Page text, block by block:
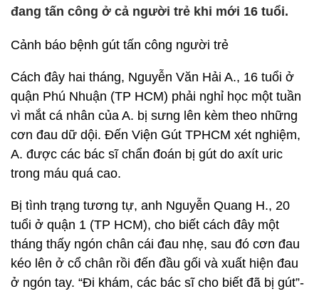
đang tấn công ở cả người trẻ khi mới 16 tuổi.
Cảnh báo bệnh gút tấn công người trẻ
Cách đây hai tháng, Nguyễn Văn Hải A., 16 tuổi ở
quận Phú Nhuận (TP HCM) phải nghỉ học một tuần
vì mắt cá nhân của A. bị sưng lên kèm theo những
cơn đau dữ dội. Đến Viện Gút TPHCM xét nghiệm,
A. được các bác sĩ chẩn đoán bị gút do axít uric
trong máu quá cao.
Bị tình trạng tương tự, anh Nguyễn Quang H., 20
tuổi ở quận 1 (TP HCM), cho biết cách đây một
tháng thấy ngón chân cái đau nhẹ, sau đó cơn đau
kéo lên ở cổ chân rồi đến đầu gối và xuất hiện đau
ở ngón tay. “Đi khám, các bác sĩ cho biết đã bị gút”-